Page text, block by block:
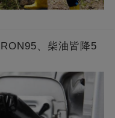
、柴油皆降5